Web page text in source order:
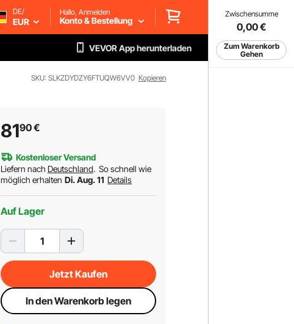
Zwischensumme
0,00€
Zum Warenkorb
Gehen
DE/
EUR
Hallo, Anmelden
Konto & Bestellung
VEVOR App herunterladen
SKU: SLKZDYDZY6FTUQW6VV0 Kopieren
8190€
Kostenloser Versand
Liefern nach Deutschland. So schnell wie
möglich erhalten Di. Aug. 11 Details
Auf Lager
Jetzt Kaufen
In den Warenkorb legen